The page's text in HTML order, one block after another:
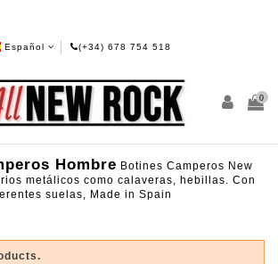
Español (+34) 678 754 518
0
Hombre Botines Camperos New
metálicos como calaveras, hebillas. Con
suelas, Made in Spain